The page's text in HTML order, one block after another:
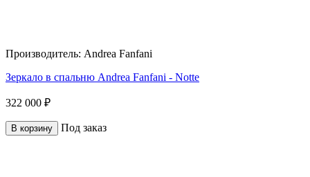
Производитель: Andrea Fanfani
Зеркало в спальню Andrea Fanfani - Notte
322 000 ₽
В корзину Под заказ